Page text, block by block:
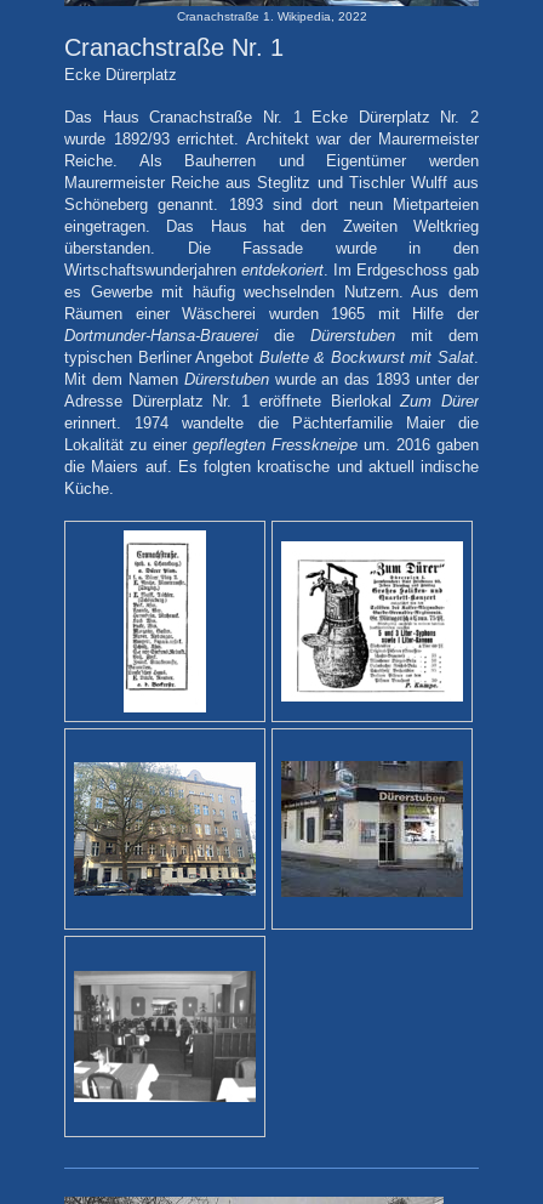
Cranachstraße 1. Wikipedia, 2022
Cranachstraße Nr. 1
Ecke Dürerplatz
Das Haus Cranachstraße Nr. 1 Ecke Dürerplatz Nr. 2
wurde 1892/93 errichtet. Architekt war der Maurermeister
Reiche. Als Bauherren und Eigentümer werden
Maurermeister Reiche aus Steglitz und Tischler Wulff aus
Schöneberg genannt. 1893 sind dort neun Mietparteien
eingetragen. Das Haus hat den Zweiten Weltkrieg
überstanden. Die Fassade wurde in den
Wirtschaftswunderjahren entdekoriert. Im Erdgeschoss gab
es Gewerbe mit häufig wechselnden Nutzern. Aus dem
Räumen einer Wäscherei wurden 1965 mit Hilfe der
Dortmunder-Hansa-Brauerei die Dürerstuben mit dem
typischen Berliner Angebot Bulette & Bockwurst mit Salat.
Mit dem Namen Dürerstubenwurde an das 1893 unter der
Adresse Dürerplatz Nr. 1 eröffnete BierlokalZum Dürer
erinnert. 1974 wandelte die Pächterfamilie Maier die
Lokalität zu einer gepflegten Fresskneipe um. 2016 gaben
die Maiers auf. Es folgten kroatische und aktuell indische
Küche.